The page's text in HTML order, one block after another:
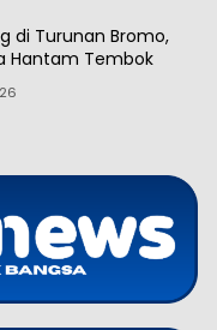
di Turunan Bromo,
Hantam Tembok